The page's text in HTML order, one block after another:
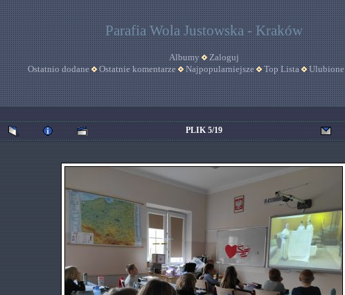
Parafia Wola Justowska - Kraków
Albumy
Zaloguj
Ostatnio dodane
Ostatnie komentarze Najpopularniejsze Top Lista Ulubione
PLIK 5/19